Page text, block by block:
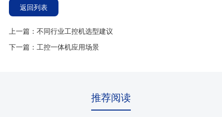
返回列表
上一篇：不同行业工控机选型建议
下一篇：工控一体机应用场景
推荐阅读